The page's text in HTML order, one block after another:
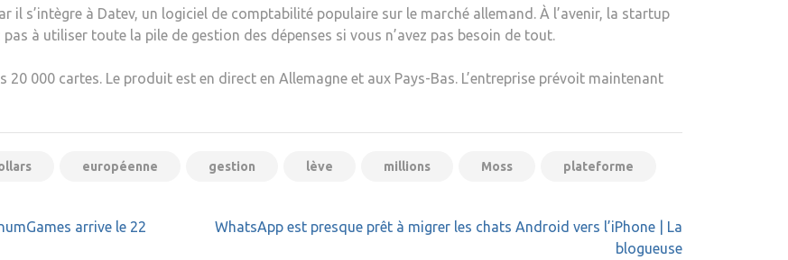
il s’intègre à Datev, un logiciel de comptabilité populaire sur le marché allemand. À l’avenir, la startup
à utiliser toute la pile de gestion des dépenses si vous n’avez pas besoin de tout.
000 cartes. Le produit est en direct en Allemagne et aux Pays-Bas. L’entreprise prévoit maintenant
européenne gestion lève millions Moss plateforme
arrive le 22
WhatsApp est presque prêt à migrer les chats Android vers l’iPhone | La
blogueuse